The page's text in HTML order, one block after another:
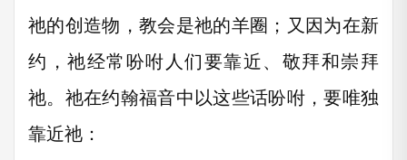
祂的创造物，教会是祂的羊圈；又因为在新
约，祂经常吩咐人们要靠近、敬拜和崇拜
祂。祂在约翰福音中以这些话吩咐，要唯独
靠近祂：